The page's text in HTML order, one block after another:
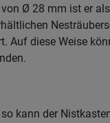
Ø 28 mm ist er
diese Weise
kann der